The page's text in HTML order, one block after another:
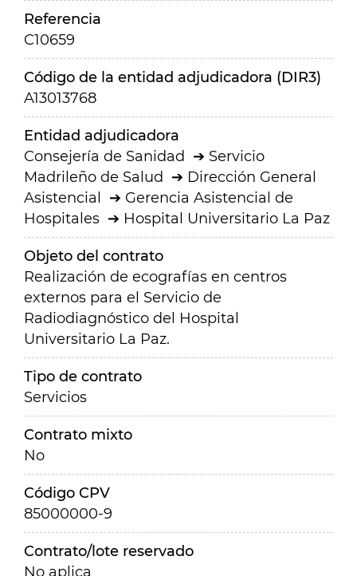
Referencia
C10659
Código de la entidad adjudicadora (DIR3)
A13013768
Entidad adjudicadora
Consejería de Sanidad
Servicio
Madrileño de Salud
Dirección General
Asistencial
Gerencia Asistencial de
Hospitales
Hospital Universitario La Paz
Objeto del contrato
Realización de ecografías en centros
externos para el Servicio de
Radiodiagnóstico del Hospital
Universitario La Paz.
Tipo de contrato
Servicios
Contrato mixto
No
Código CPV
85000000-9
Contrato/lote reservado
No aplica